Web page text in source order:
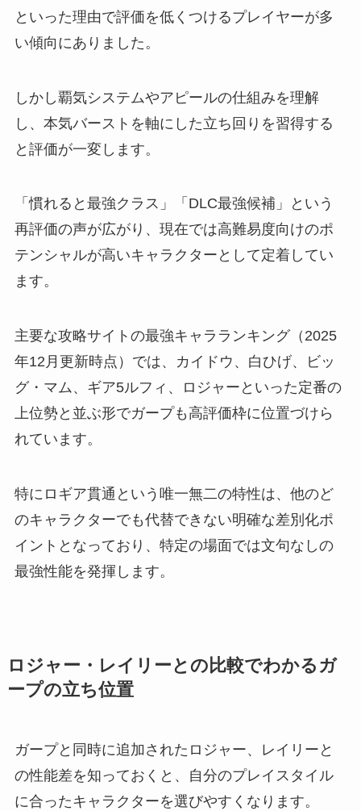
といった理由で評価を低くつけるプレイヤーが多
い傾向にありました。
しかし覇気システムやアピールの仕組みを理解
し、本気バーストを軸にした立ち回りを習得する
と評価が一変します。
「慣れると最強クラス」「DLC最強候補」という
再評価の声が広がり、現在では高難易度向けのポ
テンシャルが高いキャラクターとして定着してい
ます。
主要な攻略サイトの最強キャラランキング（2025
年12月更新時点）では、カイドウ、白ひげ、ビッ
グ・マム、ギア5ルフィ、ロジャーといった定番の
上位勢と並ぶ形でガープも高評価枠に位置づけら
れています。
特にロギア貫通という唯一無二の特性は、他のど
のキャラクターでも代替できない明確な差別化ポ
イントとなっており、特定の場面では文句なしの
最強性能を発揮します。
ロジャー・レイリーとの比較でわかるガ
ープの立ち位置
ガープと同時に追加されたロジャー、レイリーと
の性能差を知っておくと、自分のプレイスタイル
に合ったキャラクターを選びやすくなります。